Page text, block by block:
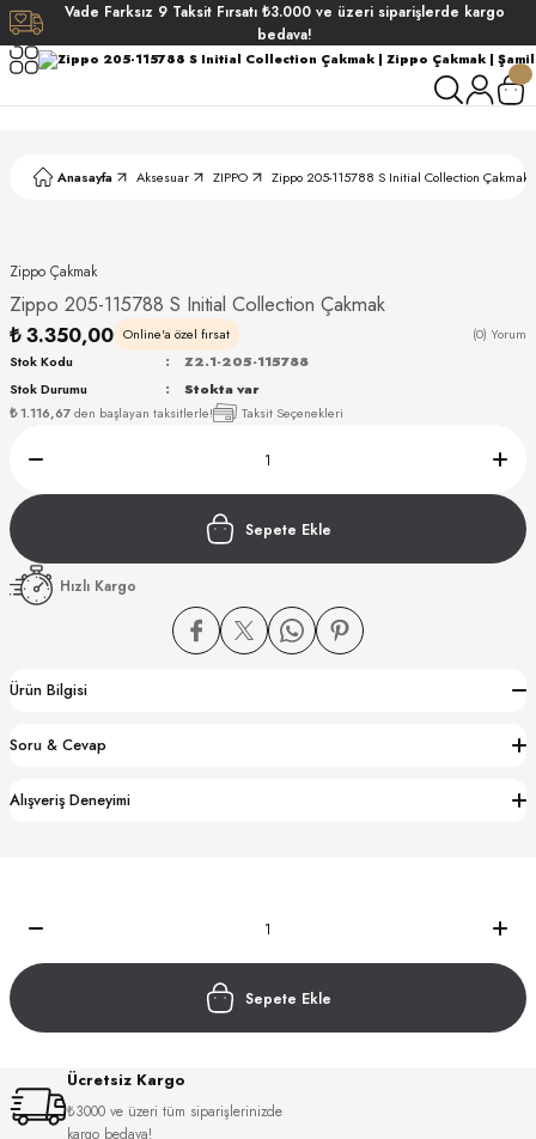
Vade Farksız 9 Taksit Fırsatı ₺3.000 ve üzeri siparişlerde kargo
bedava!
Anasayfa Aksesuar ZIPPO Zippo 205-115788 S Initial Collection Çakmak
Zippo Çakmak
Zippo 205-115788 S Initial Collection Çakmak
₺ 3.350,00 Online'a özel fırsat (0) Yorum
₺ 1.116,67den başlayan taksitlerle! Taksit Seçenekleri
Stok Kodu
Z2.1-205-115788
Stok Durumu
Stokta var
Sepete Ekle
Hızlı Kargo
Ürün Bilgisi
Soru & Cevap
Alışveriş Deneyimi
Sepete Ekle
Ücretsiz Kargo
₺3000 ve üzeri tüm siparişlerinizde
kargo bedava!